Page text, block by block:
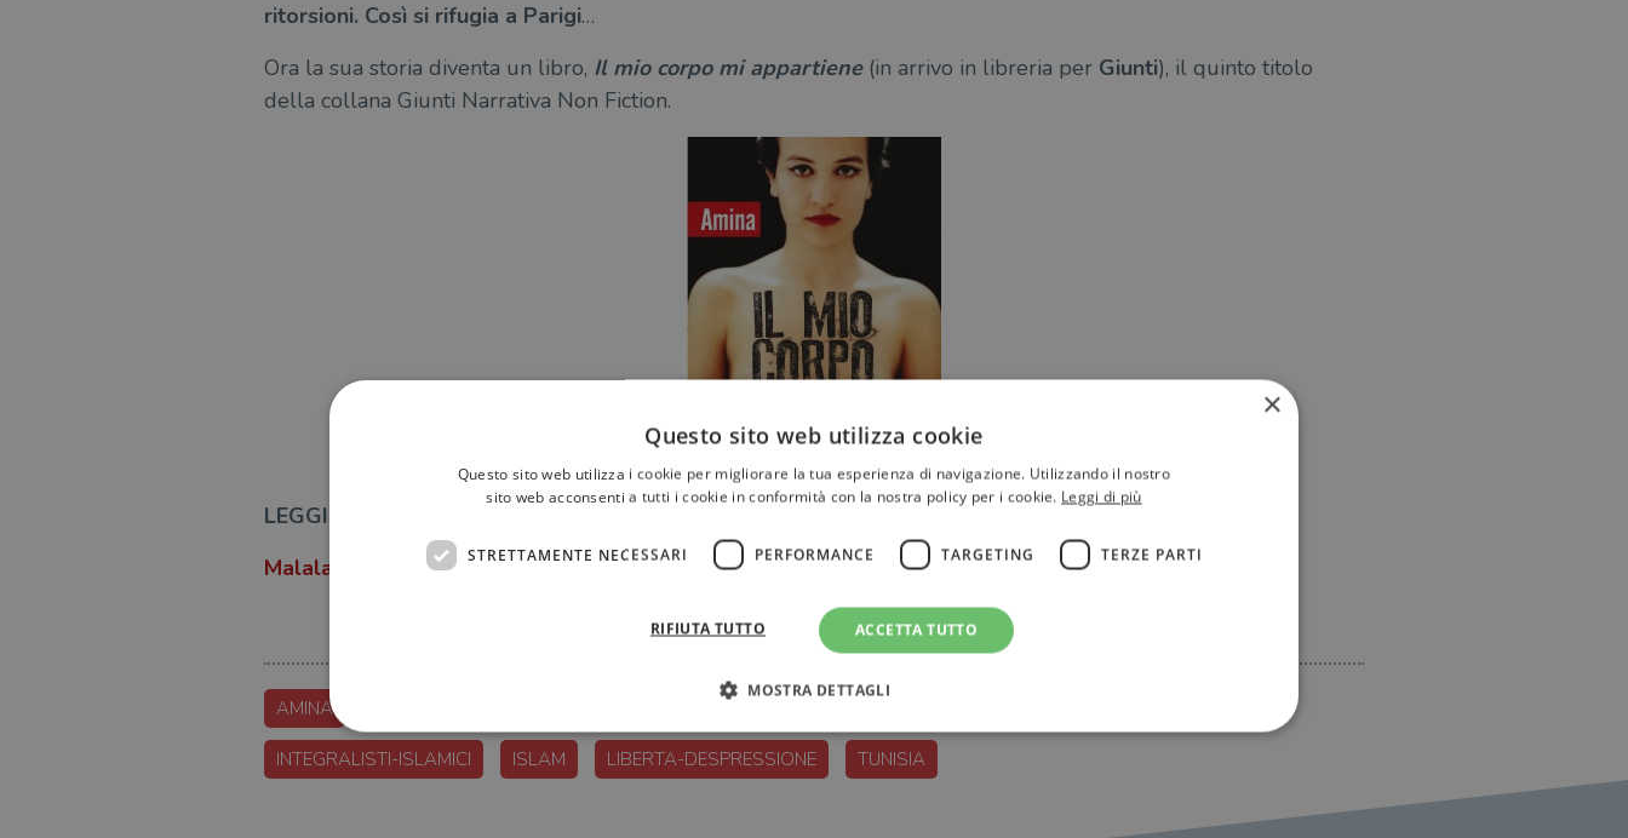
ritorsioni. Così si rifugia a Parigi…
Ora la sua storia diventa un libro, Il mio corpo mi appartiene(in arrivo in libreria per Giunti), il quinto titolo
della collana Giunti Narrativa Non Fiction.
LEGGI ANCHE:
Malala, dopo il Nobel per la Pace ecco la prossima (difficile) sfida
AMINA
INTEGRALISTI-ISLAMICI ISLAM LIBERTA-DESPRESSIONE TUNISIA
×
Questo sito web utilizza cookie
Questo sito web utilizza i cookie per migliorare la tua esperienza di navigazione. Utilizzando il nostro
sito web acconsenti a tutti i cookie in conformità con la nostra policy per i cookie. Leggi di più
STRETTAMENTE NECESSARI PERFORMANCE TARGETING TERZE PARTI
ACCETTA TUTTO
RIFIUTA TUTTO
MOSTRA DETTAGLI
Strettamente necessari Performance Targeting
I cookie strettamente necessari consentono le funzionalità principali del sito web come l'accesso dell'utente e la gestione dell'account. Il sito